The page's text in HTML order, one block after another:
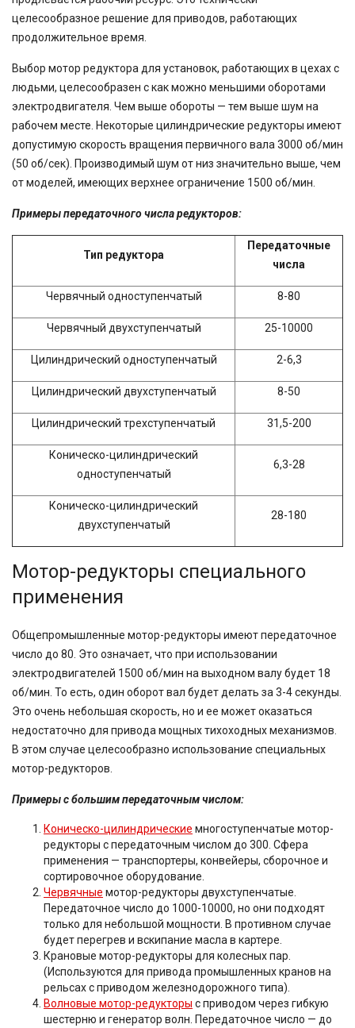
целесообразное решение для приводов, работающих
продолжительное время.
Выбор мотор редуктора для установок, работающих в цехах с
людьми, целесообразен с как можно меньшими оборотами
электродвигателя. Чем выше обороты — тем выше шум на
рабочем месте. Некоторые цилиндрические редукторы имеют
допустимую скорость вращения первичного вала 3000 об/мин
(50 об/сек). Производимый шум от низ значительно выше, чем
от моделей, имеющих верхнее ограничение 1500 об/мин.
Примеры передаточного числа редукторов:
Тип редуктора
Передаточные
числа
Червячный одноступенчатый 8-80
Червячный двухступенчатый 25-10000
Цилиндрический одноступенчатый 2-6,3
Цилиндрический двухступенчатый 8-50
Цилиндрический трехступенчатый 31,5-200
Коническо-цилиндрический
одноступенчатый
6,3-28
Коническо-цилиндрический
двухступенчатый
28-180
Мотор-редукторы специального
применения
Общепромышленные мотор-редукторы имеют передаточное
число до 80. Это означает, что при использовании
электродвигателей 1500 об/мин на выходном валу будет 18
об/мин. То есть, один оборот вал будет делать за 3-4 секунды.
Это очень небольшая скорость, но и ее может оказаться
недостаточно для привода мощных тихоходных механизмов.
В этом случае целесообразно использование специальных
мотор-редукторов.
Примеры с большим передаточным числом:
Коническо-цилиндрические многоступенчатые мотор-
редукторы с передаточным числом до 300. Сфера
применения — транспортеры, конвейеры, сборочное и
сортировочное оборудование.
Червячные мотор-редукторы двухступенчатые.
Передаточное число до 1000-10000, но они подходят
только для небольшой мощности. В противном случае
будет перегрев и вскипание масла в картере.
Крановые мотор-редукторы для колесных пар.
(Используются для привода промышленных кранов на
рельсах с приводом железнодорожного типа).
Волновые мотор-редукторы с приводом через гибкую
шестерню и генератор волн. Передаточное число — до